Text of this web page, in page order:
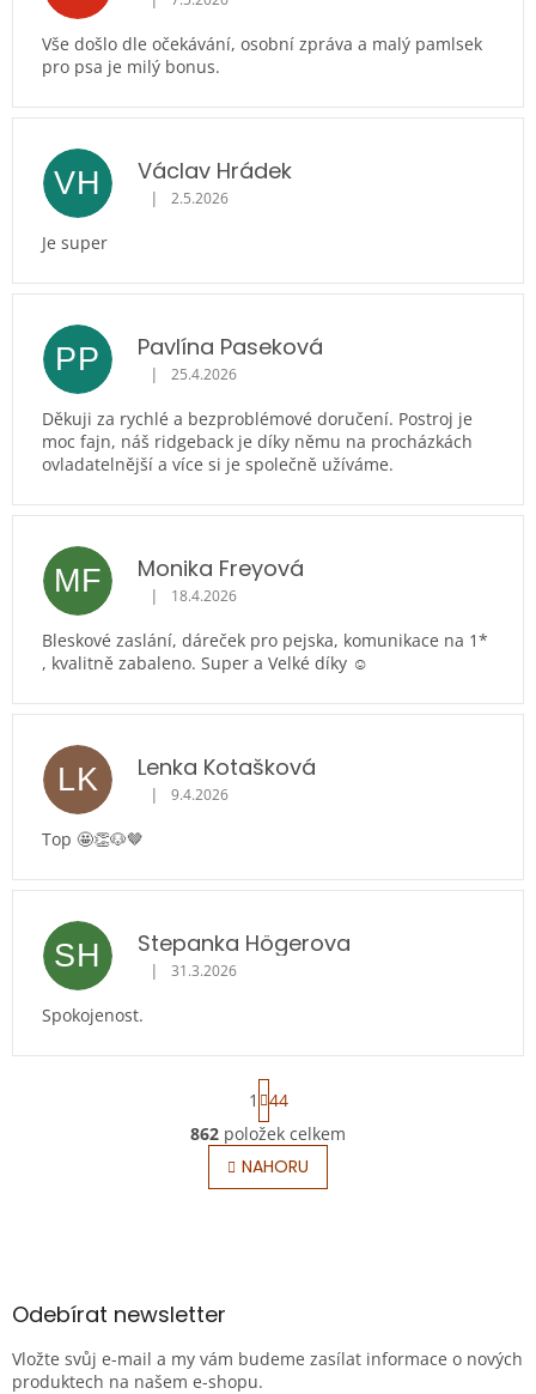
Hodnocení obchodu je 5 z 5 hvězdiček.
Vše došlo dle očekávání, osobní zpráva a malý pamlsek
pro psa je milý bonus.
VH Václav Hrádek
Hodnocení obchodu je 5 z 5 hvězdiček.
| 2.5.2026
Je super
PP Pavlína Paseková
Hodnocení obchodu je 5 z 5 hvězdiček.
| 25.4.2026
Děkuji za rychlé a bezproblémové doručení. Postroj je
moc fajn, náš ridgeback je díky němu na procházkách
ovladatelnější a více si je společně užíváme.
MF Monika Freyová
Hodnocení obchodu je 5 z 5 hvězdiček.
| 18.4.2026
Bleskové zaslání, dáreček pro pejska, komunikace na 1*
, kvalitně zabaleno. Super a Velké díky ☺️
LK Lenka Kotašková
Hodnocení obchodu je 5 z 5 hvězdiček.
| 9.4.2026
Top 🤩👏🐶🤎
SH Stepanka Högerova
Hodnocení obchodu je 5 z 5 hvězdiček.
| 31.3.2026
Spokojenost.
O
v
l
r
v
S
t
r
á
n
k
1
44
862 položek celkem
NAHORU
aOdebírat newsletter
Vložte svůj e-mail a my vám budeme zasílat informace o nových
produktech na našem e-shopu.